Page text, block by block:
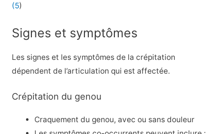
(5)
Signes et symptômes
Les signes et les symptômes de la crépitation
dépendent de l’articulation qui est affectée.
Crépitation du genou
Craquement du genou, avec ou sans douleur